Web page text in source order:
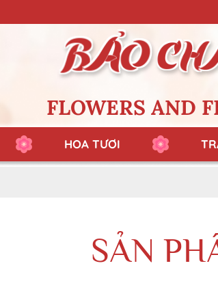
FLOWERS AND
HOA TƯƠI
SẢN